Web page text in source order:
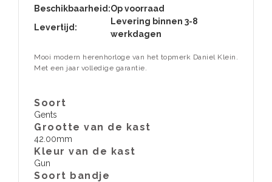
Beschikbaarheid:Op voorraad
Levertijd:
Levering binnen 3-8
werkdagen
Mooi modern herenhorloge van het topmerk Daniel Klein.
Met een jaar volledige garantie.
Soort
Gents
Grootte van de kast
42.00mm
Kleur van de kast
Gun
Soort bandje